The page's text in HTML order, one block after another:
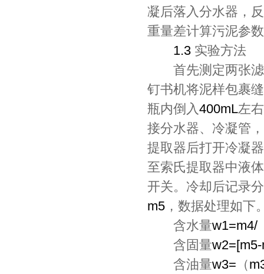
凝后落入分水器，
重量差计算污泥参数
1.3 实验方法
首先测定两张滤
钉书机将泥样包裹
瓶内倒入400mL左
接分水器、冷凝管
提取器后打开冷凝
至索氏提取器中液
开关。冷却后记录
m5 ，数据处理如下
含水量w1=m4/
含固量
含油量w3= （